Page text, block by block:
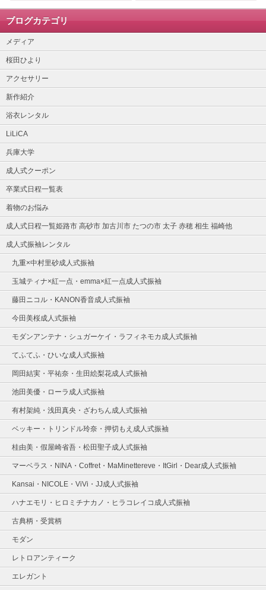
ブログカテゴリ
メディア
桜田ひより
アクセサリー
新作紹介
浴衣レンタル
LiLiCA
兵庫大学
成人式クーポン
卒業式日程一覧表
着物のお悩み
成人式日程一覧姫路市 高砂市 加古川市 たつの市 太子 赤穂 相生 福崎他
成人式振袖レンタル
九重×中村里砂成人式振袖
玉城ティナ×紅一点・emma×紅一点成人式振袖
藤田ニコル・KANON香音成人式振袖
今田美桜成人式振袖
モダンアンテナ・シュガーケイ・ラフィネモカ成人式振袖
てふてふ・ひいな成人式振袖
岡田結実・平祐奈・生田絵梨花成人式振袖
池田美優・ローラ成人式振袖
有村架純・浅田真央・ざわちん成人式振袖
ベッキー・トリンドル玲奈・押切もえ成人式振袖
桂由美・假屋崎省吾・松田聖子成人式振袖
マーベラス・NINA・Coffret・MaMinettereve・ItGirl・Dear成人式振袖
Kansai・NICOLE・ViVi・JJ成人式振袖
ハナエモリ・ヒロミチナカノ・ヒラコレイコ成人式振袖
古典柄・受賞柄
モダン
レトロアンティーク
エレガント